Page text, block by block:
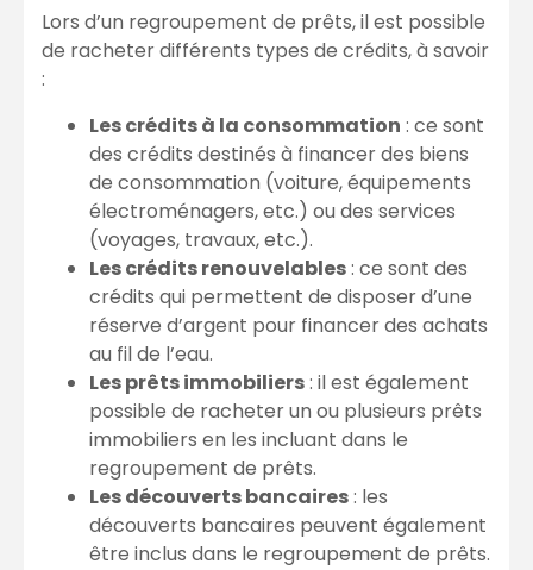
Lors d’un regroupement de prêts, il est possible
de racheter différents types de crédits, à savoir
:
Les crédits à la consommation : ce sont
des crédits destinés à financer des biens
de consommation (voiture, équipements
électroménagers, etc.) ou des services
(voyages, travaux, etc.).
Les crédits renouvelables: ce sont des
crédits qui permettent de disposer d’une
réserve d’argent pour financer des achats
au fil de l’eau.
Les prêts immobiliers: il est également
possible de racheter un ou plusieurs prêts
immobiliers en les incluant dans le
regroupement de prêts.
Les découverts bancaires: les
découverts bancaires peuvent également
être inclus dans le regroupement de prêts.